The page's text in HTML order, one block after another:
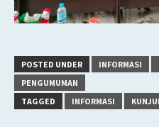
POSTED UNDER INFORMASI
PENGUMUMAN
TAGGED
INFORMASI